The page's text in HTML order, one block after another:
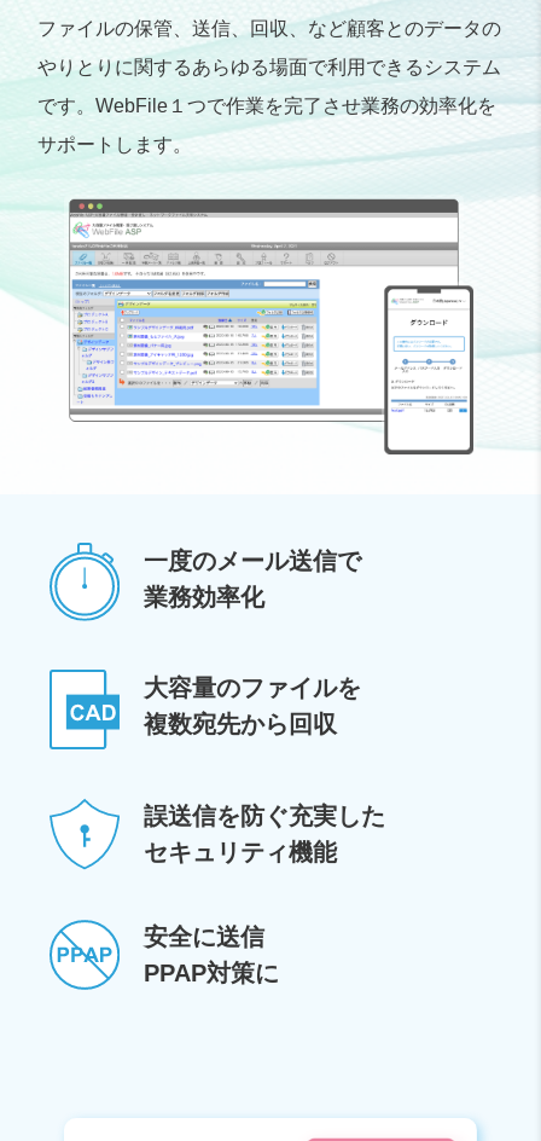
ファイルの保管、送信、回収、など顧客とのデータの
やりとりに関するあらゆる場面で利用できるシステム
です。WebFile１つで作業を完了させ業務の効率化を
サポートします。
一度のメール送信で
業務効率化
大容量のファイルを
複数宛先から回収
誤送信を防ぐ充実した
セキュリティ機能
安全に送信
PPAP対策に